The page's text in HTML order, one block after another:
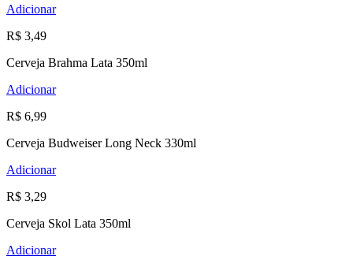
Adicionar
R$ 3,49
Cerveja Brahma Lata 350ml
Adicionar
R$ 6,99
Cerveja Budweiser Long Neck 330ml
Adicionar
R$ 3,29
Cerveja Skol Lata 350ml
Adicionar